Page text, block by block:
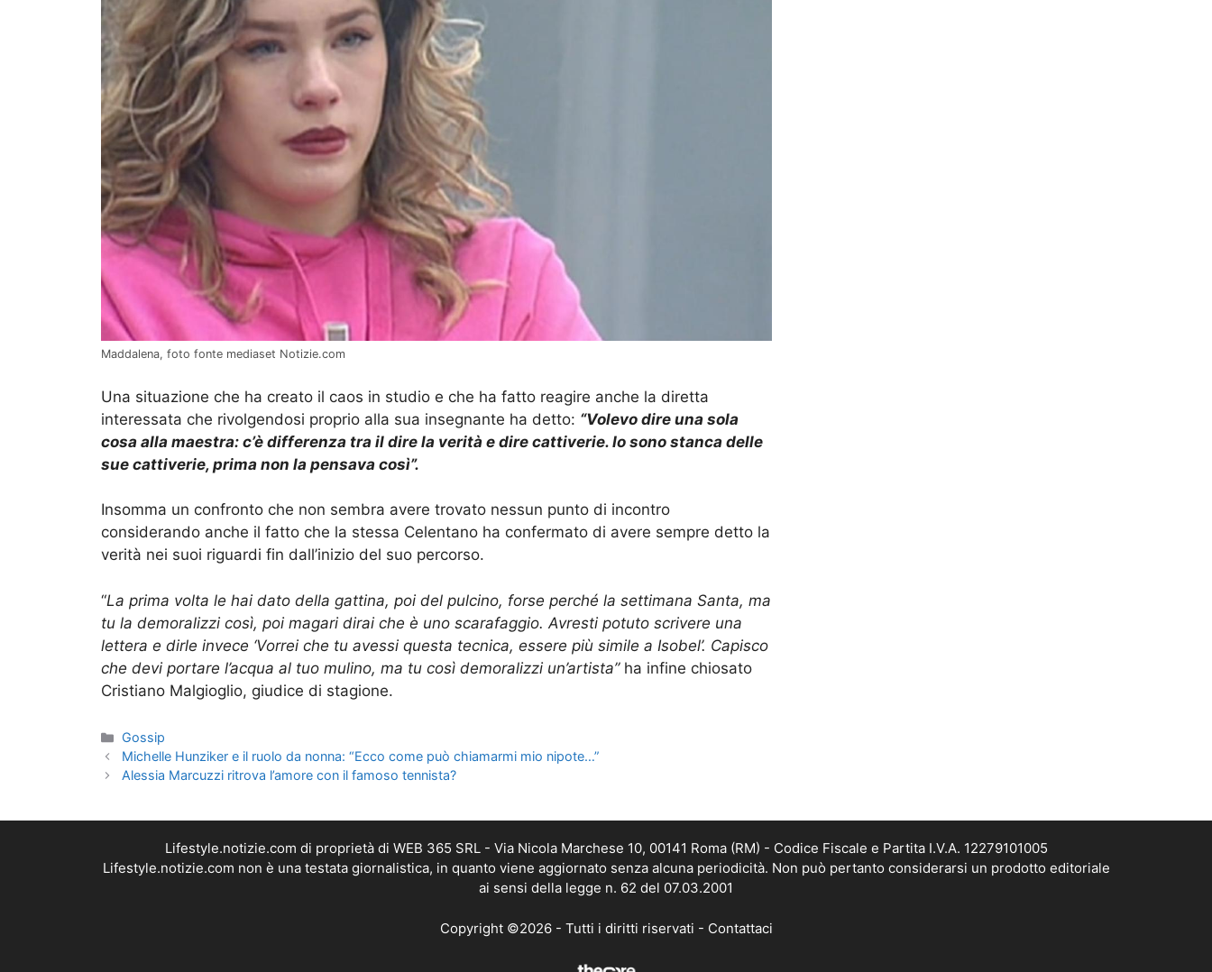
Maddalena, foto fonte mediaset Notizie.com
Una situazione che ha creato il caos in studio e che ha fatto reagire anche la diretta
interessata che rivolgendosi proprio alla sua insegnante ha detto: “Volevo dire una sola
cosa alla maestra: c’è differenza tra il dire la verità e dire cattiverie. Io sono stanca delle
sue cattiverie, prima non la pensava così”.
Insomma un confronto che non sembra avere trovato nessun punto di incontro
considerando anche il fatto che la stessa Celentano ha confermato di avere sempre detto la
verità nei suoi riguardi fin dall’inizio del suo percorso.
“La prima volta le hai dato della gattina, poi del pulcino, forse perché la settimana Santa, ma
tu la demoralizzi così, poi magari dirai che è uno scarafaggio. Avresti potuto scrivere una
lettera e dirle invece ‘Vorrei che tu avessi questa tecnica, essere più simile a Isobel’. Capisco
che devi portare l’acqua al tuo mulino, ma tu così demoralizzi un’artista”ha infine chiosato
Cristiano Malgioglio, giudice di stagione.
Categorie
Gossip
Michelle Hunziker e il ruolo da nonna: “Ecco come può chiamarmi mio nipote…”
Alessia Marcuzzi ritrova l’amore con il famoso tennista?
Lifestyle.notizie.com di proprietà di WEB 365 SRL - Via Nicola Marchese 10, 00141 Roma (RM) - Codice Fiscale e Partita I.V.A. 12279101005
Lifestyle.notizie.com non è una testata giornalistica, in quanto viene aggiornato senza alcuna periodicità. Non può pertanto considerarsi un prodotto editoriale
ai sensi della legge n. 62 del 07.03.2001
Copyright ©2026 - Tutti i diritti riservati - Contattaci